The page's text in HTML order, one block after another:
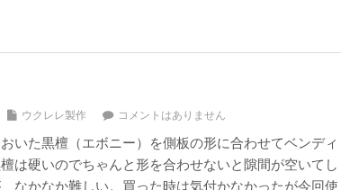
ウクレレ製作 コメントはありません
いた黒檀（エボニー）を側板の形に合わせてベンディ
は硬いのでちゃんと形を合わせないと隙間が空いてし
なかなか難しい。買った時は気付かなかったが今回使